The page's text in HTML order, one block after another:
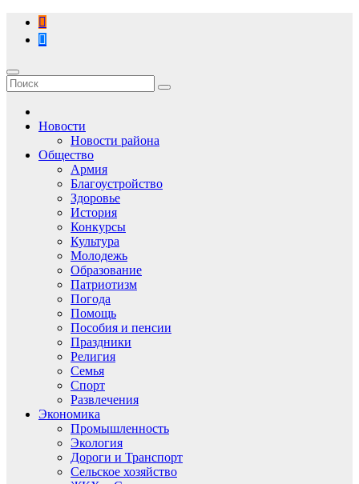
Перейти
содержимому
Новости
Новости района
Общество
Армия
Благоустройство
Здоровье
История
Конкурсы
Культура
Молодежь
Образование
Патриотизм
Погода
Помощь
Пособия и пенсии
Праздники
Религия
Семья
Спорт
Развлечения
Экономика
Промышленность
Экология
Дороги и Транспорт
Сельское хозяйство